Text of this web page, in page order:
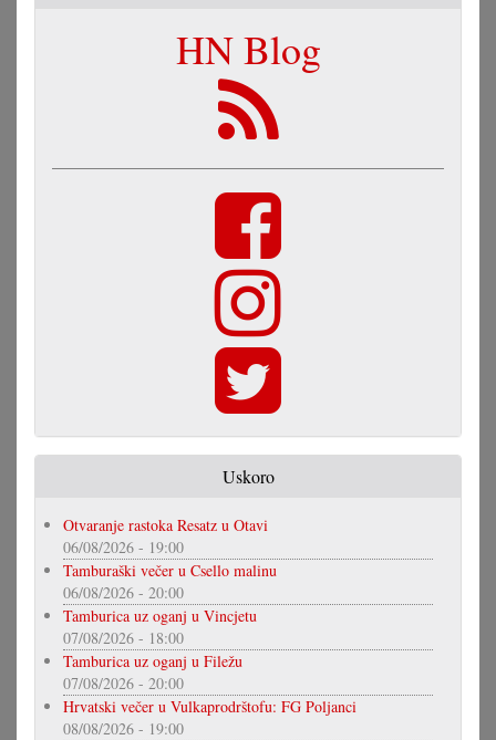
HN Blog
Uskoro
Otvaranje rastoka Resatz u Otavi
06/08/2026 - 19:00
Tamburaški večer u Csello malinu
06/08/2026 - 20:00
Tamburica uz oganj u Vincjetu
07/08/2026 - 18:00
Tamburica uz oganj u Filežu
07/08/2026 - 20:00
Hrvatski večer u Vulkaprodrštofu: FG Poljanci
08/08/2026 - 19:00